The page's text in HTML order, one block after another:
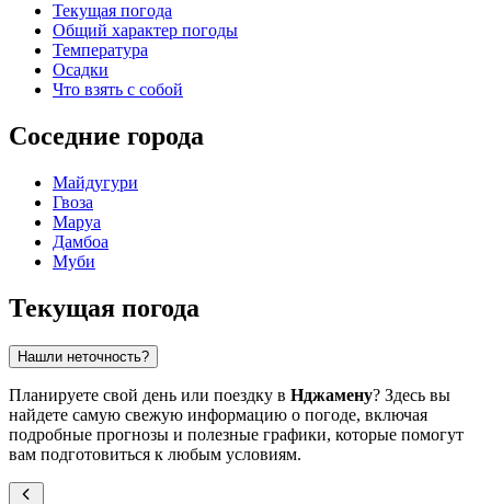
Текущая погода
Общий характер погоды
Температура
Осадки
Что взять с собой
Соседние города
Майдугури
Гвоза
Маруа
Дамбоа
Муби
Текущая погода
Нашли неточность?
Планируете свой день или поездку в Нджамену? Здесь вы
найдете самую свежую информацию о погоде, включая
подробные прогнозы и полезные графики, которые помогут
вам подготовиться к любым условиям.